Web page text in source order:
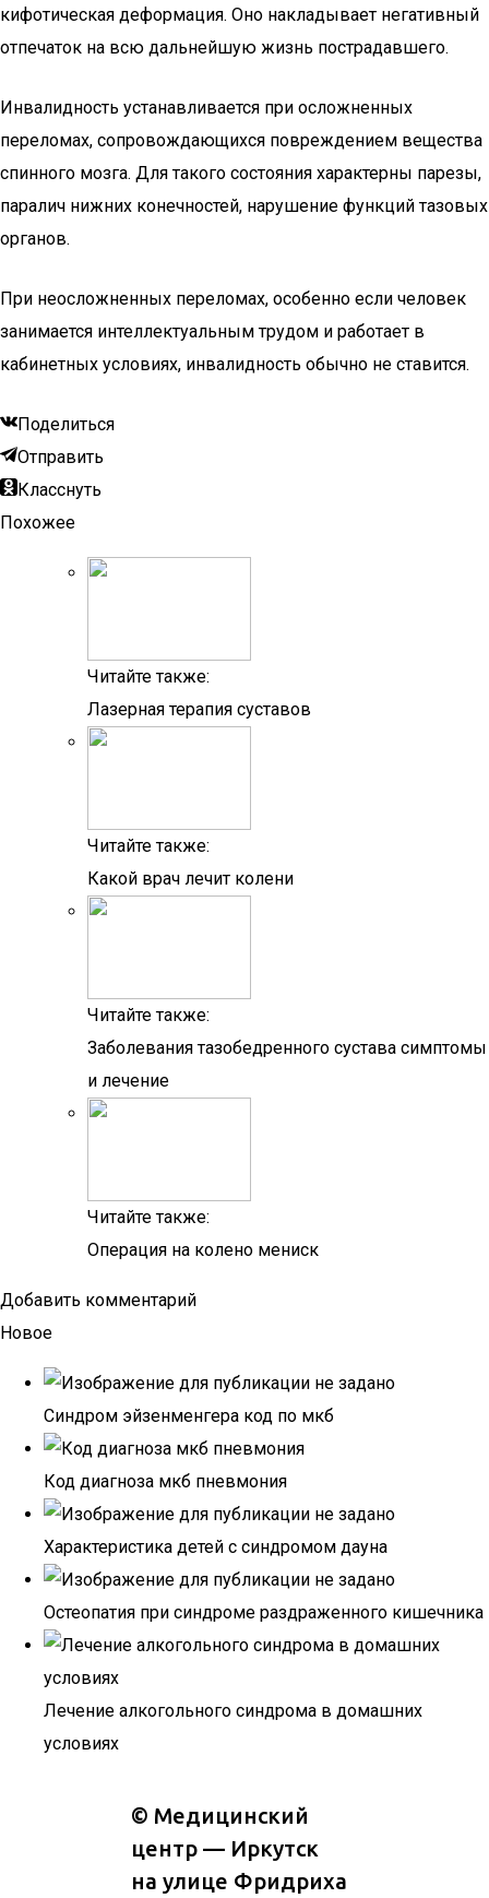
кифотическая деформация. Оно накладывает негативный
отпечаток на всю дальнейшую жизнь пострадавшего.
Инвалидность устанавливается при осложненных
переломах, сопровождающихся повреждением вещества
спинного мозга. Для такого состояния характерны парезы,
паралич нижних конечностей, нарушение функций тазовых
органов.
При неосложненных переломах, особенно если человек
занимается интеллектуальным трудом и работает в
кабинетных условиях, инвалидность обычно не ставится.
Поделиться
Отправить
Класснуть
Похожее
Читайте также:
Лазерная терапия суставов
Читайте также:
Какой врач лечит колени
Читайте также:
Заболевания тазобедренного сустава симптомы
и лечение
Читайте также:
Операция на колено мениск
Добавить комментарий
Новое
Синдром эйзенменгера код по мкб
Код диагноза мкб пневмония
Характеристика детей с синдромом дауна
Остеопатия при синдроме раздраженного кишечника
Лечение алкогольного синдрома в домашних
условиях
© Медицинский
центр — Иркутск
на улице Фридриха